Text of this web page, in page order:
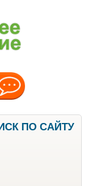
ПО САЙТУ